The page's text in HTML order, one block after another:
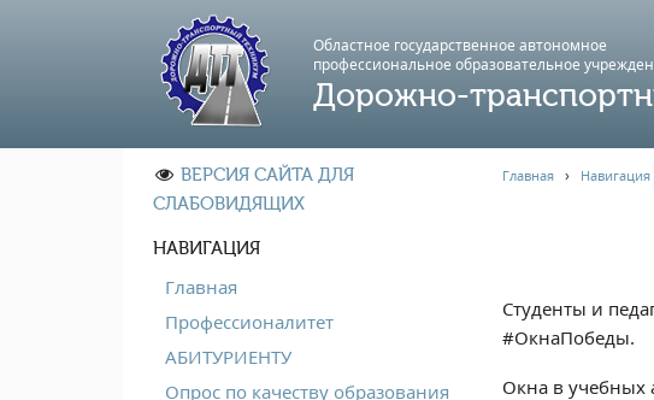
Областное государственное автономное
профессиональноe образовательное
Дорожно-
ВЕРСИЯ САЙТА ДЛЯ
СЛАБОВИДЯЩИХ
НАВИГАЦИЯ
Главная
Профессионалитет
АБИТУРИЕНТУ
Опрос по качеству образования
Главная› Навигация
Студенты и
#ОкнаПобеды.
Окна в учебных